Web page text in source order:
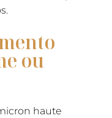
ou
haute